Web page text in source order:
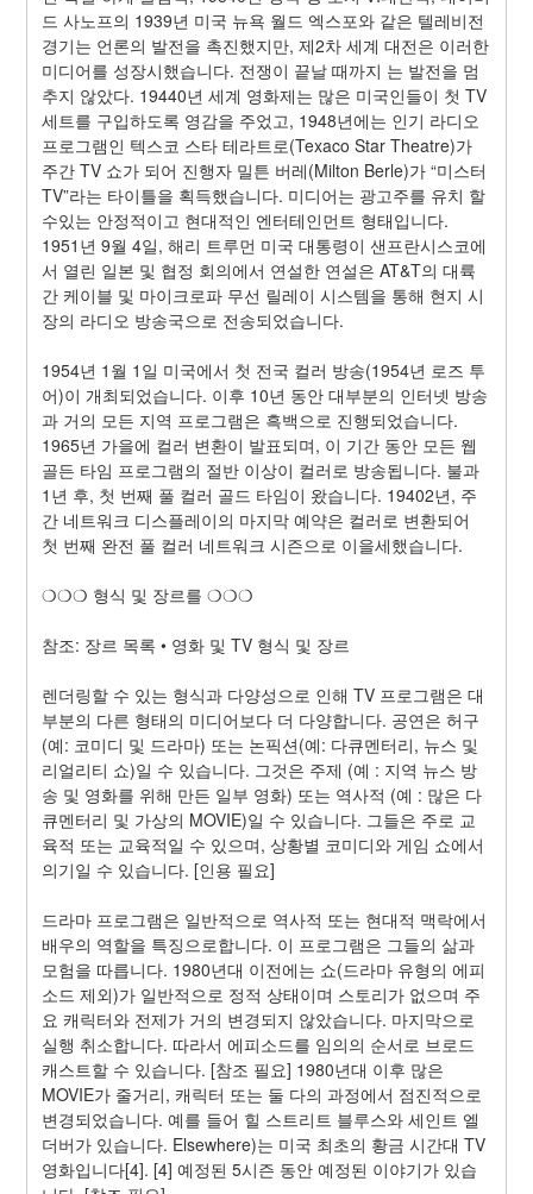
드 사노프의 1939년 미국 뉴욕 월드 엑스포와 같은 텔레비전
경기는 언론의 발전을 촉진했지만, 제2차 세계 대전은 이러한
미디어를 성장시했습니다. 전쟁이 끝날 때까지 는 발전을 멈
추지 않았다. 19440년 세계 영화제는 많은 미국인들이 첫 TV
세트를 구입하도록 영감을 주었고, 1948년에는 인기 라디오
프로그램인 텍스코 스타 테라트로(Texaco Star Theatre)가
주간 TV 쇼가 되어 진행자 밀튼 버레(Milton Berle)가 “미스터
TV”라는 타이틀을 획득했습니다. 미디어는 광고주를 유치 할
수있는 안정적이고 현대적인 엔터테인먼트 형태입니다.
1951년 9월 4일, 해리 트루먼 미국 대통령이 샌프란시스코에
서 열린 일본 및 협정 회의에서 연설한 연설은 AT&T의 대륙
간 케이블 및 마이크로파 무선 릴레이 시스템을 통해 현지 시
장의 라디오 방송국으로 전송되었습니다.
1954년 1월 1일 미국에서 첫 전국 컬러 방송(1954년 로즈 투
어)이 개최되었습니다. 이후 10년 동안 대부분의 인터넷 방송
과 거의 모든 지역 프로그램은 흑백으로 진행되었습니다.
1965년 가을에 컬러 변환이 발표되며, 이 기간 동안 모든 웹
골든 타임 프로그램의 절반 이상이 컬러로 방송됩니다. 불과
1년 후, 첫 번째 풀 컬러 골드 타임이 왔습니다. 19402년, 주
간 네트워크 디스플레이의 마지막 예약은 컬러로 변환되어
첫 번째 완전 풀 컬러 네트워크 시즌으로 이을세했습니다.
❍❍❍ 형식 및 장르를 ❍❍❍
참조: 장르 목록 • 영화 및 TV 형식 및 장르
렌더링할 수 있는 형식과 다양성으로 인해 TV 프로그램은 대
부분의 다른 형태의 미디어보다 더 다양합니다. 공연은 허구
(예: 코미디 및 드라마) 또는 논픽션(예: 다큐멘터리, 뉴스 및
리얼리티 쇼)일 수 있습니다. 그것은 주제 (예 : 지역 뉴스 방
송 및 영화를 위해 만든 일부 영화) 또는 역사적 (예 : 많은 다
큐멘터리 및 가상의 MOVIE)일 수 있습니다. 그들은 주로 교
육적 또는 교육적일 수 있으며, 상황별 코미디와 게임 쇼에서
의기일 수 있습니다. [인용 필요]
드라마 프로그램은 일반적으로 역사적 또는 현대적 맥락에서
배우의 역할을 특징으로합니다. 이 프로그램은 그들의 삶과
모험을 따릅니다. 1980년대 이전에는 쇼(드라마 유형의 에피
소드 제외)가 일반적으로 정적 상태이며 스토리가 없으며 주
요 캐릭터와 전제가 거의 변경되지 않았습니다. 마지막으로
실행 취소합니다. 따라서 에피소드를 임의의 순서로 브로드
캐스트할 수 있습니다. [참조 필요] 1980년대 이후 많은
MOVIE가 줄거리, 캐릭터 또는 둘 다의 과정에서 점진적으로
변경되었습니다. 예를 들어 힐 스트리트 블루스와 세인트 엘
더버가 있습니다. Elsewhere)는 미국 최초의 황금 시간대 TV
영화입니다[4]. [4] 예정된 5시즌 동안 예정된 이야기가 있습